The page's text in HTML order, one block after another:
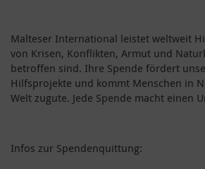
Malteser International leistet weltweit
von Krisen, Konflikten, Armut und
betroffen sind. Ihre Spende fördert
Hilfsprojekte und kommt Menschen in
Welt zugute. Jede Spende macht einen
Infos zur Spendenquittung: